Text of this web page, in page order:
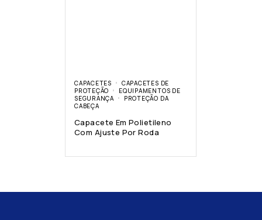
CAPACETES
CAPACETES DE
PROTEÇÃO
EQUIPAMENTOS DE
SEGURANÇA
PROTEÇÃO DA
CABEÇA
Capacete Em Polietileno
Com Ajuste Por Roda